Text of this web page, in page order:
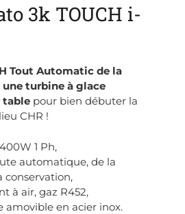
3k TOUCH i-
Tout Automatic de la
turbine à glace
table pour bien débuter la
CHR !
1 Ph,
automatique, de la
conservation,
à air, gaz R452,
amovible en acier inox.